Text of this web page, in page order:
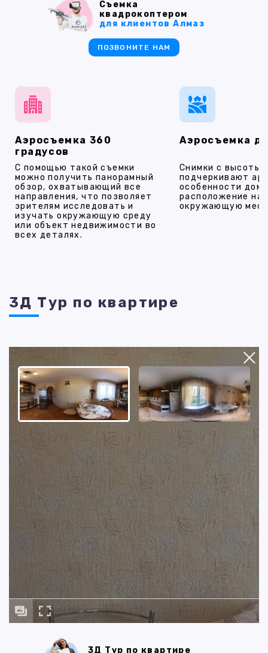
Аэросъемка 360
градусов
С помощью такой съемки
можно получить панорамный
обзор, охватывающий все
направления, что позволяет
зрителям исследовать и
изучать окружающую среду
или объект недвижимости во
всех деталях.
Аэросъемка
Снимки с высоты
подчеркивают
особенности
расположение на
окружающую
Съемка
квадрокоптером
для клиентов Алмаз
ПОЗВОНИТЕ НАМ
3Д Тур по квартире
3Д Тур по квартире